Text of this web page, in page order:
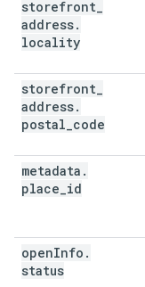
storefront
address.
locality
storefront
address.
postal code
metadata .
place id
openInfo .
status